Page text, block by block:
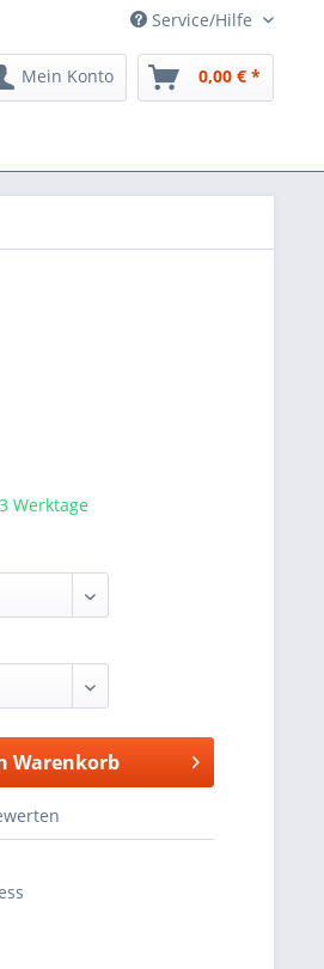
Service/Hilfe
Mein Konto 0,00 € *
Werktage
Warenkorb